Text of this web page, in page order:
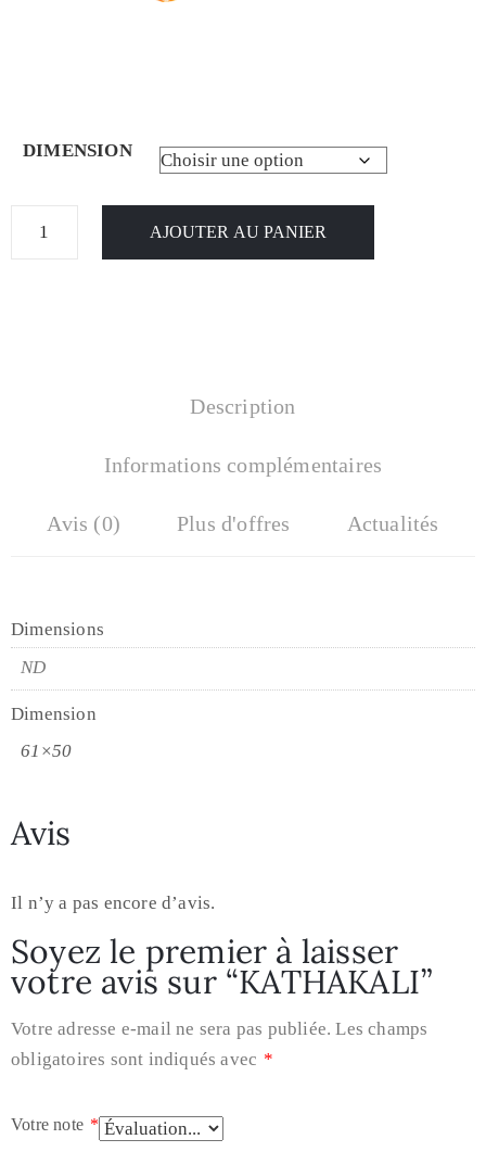
DIMENSION
AJOUTER AU PANIER
Description
Informations complémentaires
Avis (0) Plus d'offres Actualités
Dimensions
ND
Dimension
61×50
Avis
Il n’y a pas encore d’avis.
Soyez le premier à laisser
votre avis sur “KATHAKALI”
Votre adresse e-mail ne sera pas publiée. Les champs
obligatoires sont indiqués avec *
Votre note *